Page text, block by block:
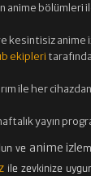
anime bölümleri
kesintisiz anime
ekipleri
ile her
yayın
ve anime izle
ile zevkinize